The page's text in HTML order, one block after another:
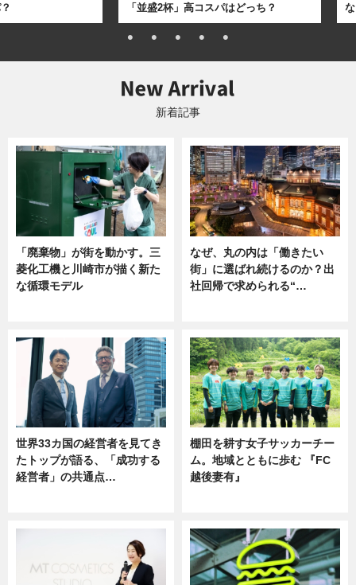
「並盛2杯」高コスパはどっち？
新着記事
「廃棄物」が街を動かす。三
菱化工機と川崎市が描く新た
な循環モデル
なぜ、丸の内は「働きたい
街」に選ばれ続けるのか？出
社回帰で求められる“…
世界33カ国の経営者を見てき
たトップが語る、「成功する
経営者」の共通点…
棚田を耕す女子サッカーチー
ム。地域とともに歩む 『FC
越後妻有』